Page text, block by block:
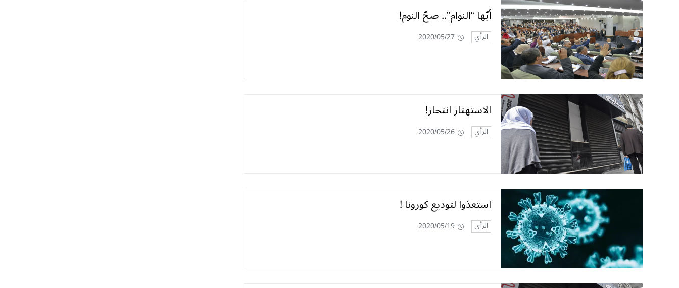
أيّها “النوام”.. صحّ النوم!
الرأي 2020/05/27
الاستهتار انتحار!
الرأي 2020/05/26
استعدّوا لتوديع كورونا !
الرأي 2020/05/19